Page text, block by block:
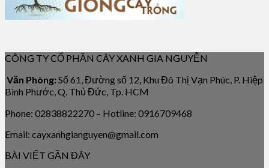
CÔNG TY CỔ PHẦN CÂY XANH GIA NGUYỄN
Văn Phòng: Số 61, Đường số 12, Khu Đô Thị Vạn Phúc, P. Hiệp
Bình Phước, Q. Thủ Đức, Tp. HCM
Phone: 02838822270 – Hotline: 0916709468
Email: cayxanhgianguyen@gmail.com
BÀI VIẾT GẦN ĐÂY